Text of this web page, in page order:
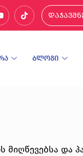
ბლოგი
და